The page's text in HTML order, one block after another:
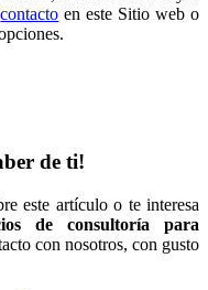
contacto en este Sitio web o
de ti!
este artículo o te interesa
de consultoría para
con nosotros, con gusto